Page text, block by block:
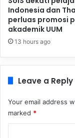
Indonesia dan
perluas promosi
akademik UUM
13 hours ago
Leave a Reply
Your email address
marked *